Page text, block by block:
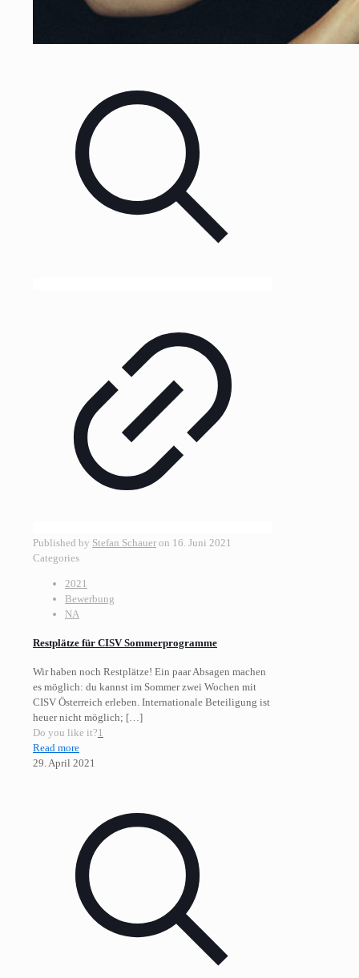
Published by Stefan Schauer on 16. Juni 2021
Categories
2021
Bewerbung
NA
Restplätze für CISV Sommerprogramme
Wir haben noch Restplätze! Ein paar Absagen machen
es möglich: du kannst im Sommer zwei Wochen mit
CISV Österreich erleben. Internationale Beteiligung ist
heuer nicht möglich; […]
Do you like it?1
Read more
29. April 2021